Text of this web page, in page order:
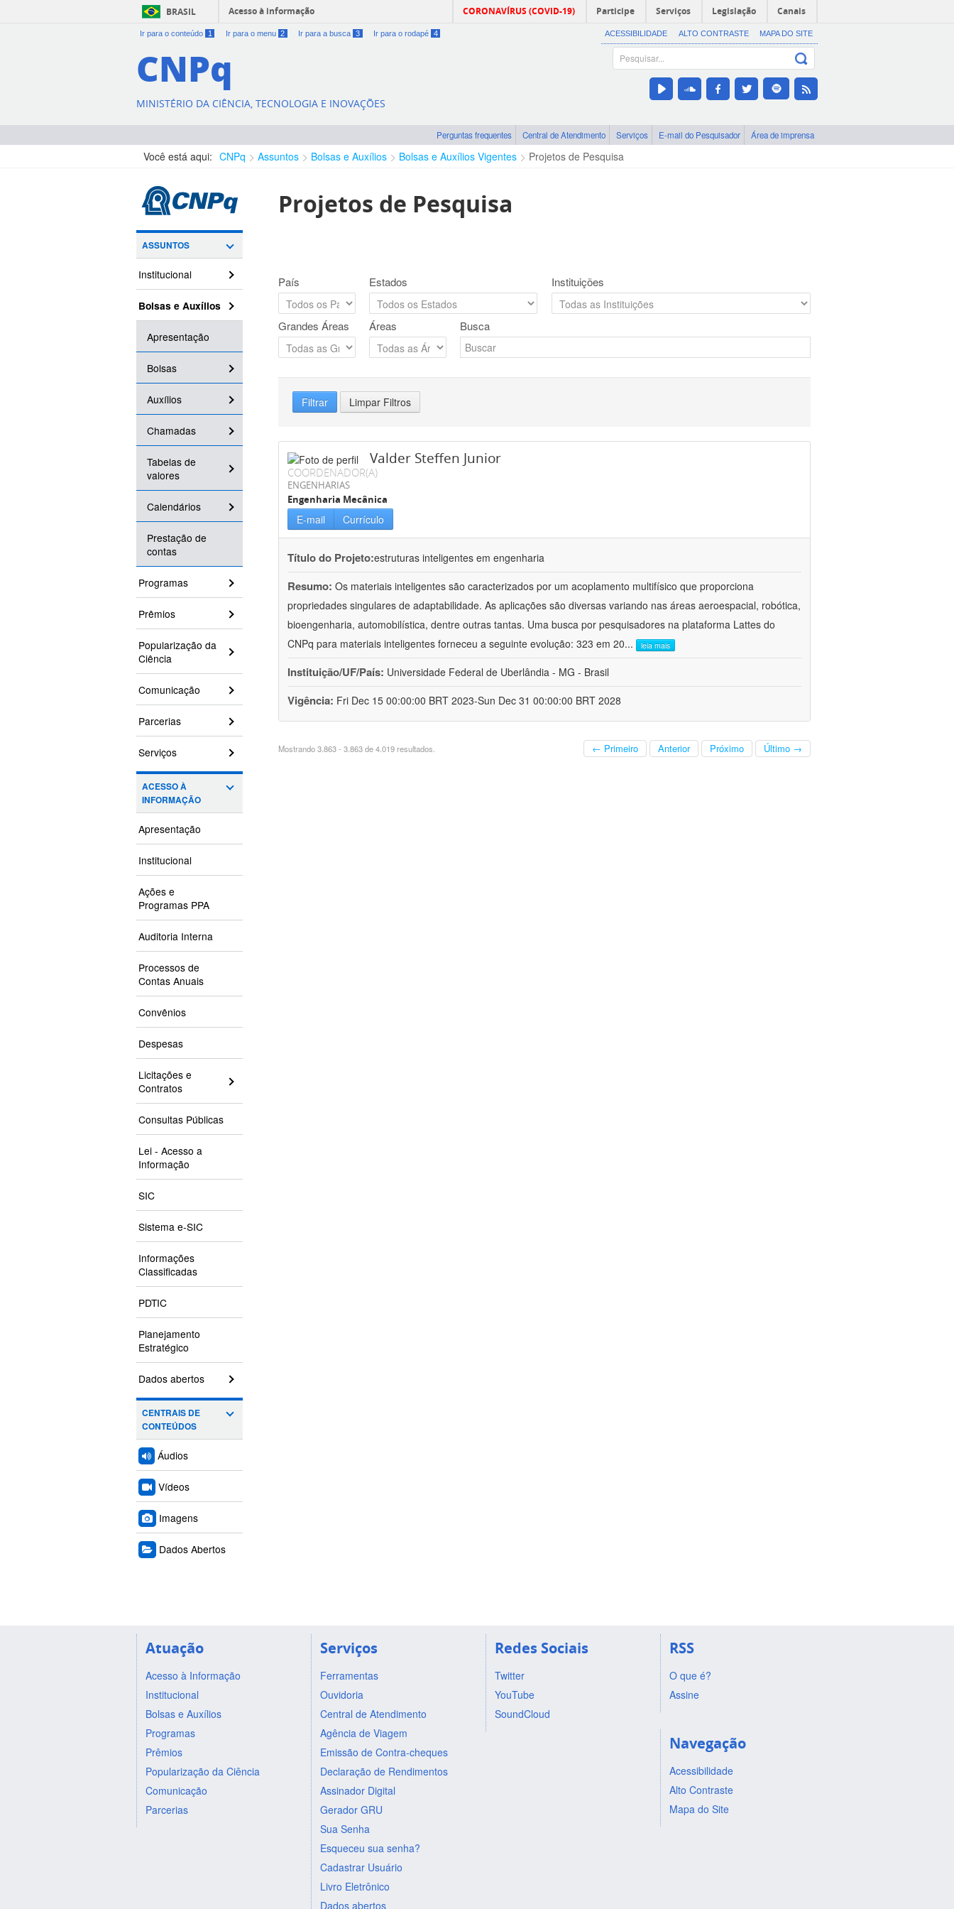
BRASIL Acesso à informação CORONAVÍRUS (COVID-19) Participe Serviços Legislação Canais
Ir para o conteúdo 1 Ir para o menu 2 Ir para a busca 3 Ir para o rodapé 4 ACESSIBILIDADE ALTO CONTRASTE MAPA DO SITE
CNPq
MINISTÉRIO DA CIÊNCIA, TECNOLOGIA E INOVAÇÕES
Perguntas frequentes Central de Atendimento Serviços E-mail do Pesquisador Área de imprensa
Você está aqui: CNPq Assuntos Bolsas e Auxílios Bolsas e Auxílios Vigentes Projetos de Pesquisa
ASSUNTOS
Institucional
Bolsas e Auxílios
Apresentação
Bolsas
Auxílios
Chamadas
Tabelas de
valores
Calendários
Prestação de
contas
Programas
Prêmios
Popularização da
Ciência
Comunicação
Parcerias
Serviços
ACESSO À
INFORMAÇÃO
Apresentação
Institucional
Ações e
Programas PPA
Auditoria Interna
Processos de
Contas Anuais
Convênios
Despesas
Licitações e
Contratos
Consultas Públicas
Lei - Acesso a
Informação
SIC
Sistema e-SIC
Informações
Classificadas
PDTIC
Planejamento
Estratégico
Dados abertos
CENTRAIS DE
CONTEÚDOS
Áudios
Vídeos
Imagens
Dados Abertos
Projetos de Pesquisa
País Estados Instituições
Grandes Áreas Áreas Busca
Filtrar Limpar Filtros
Valder Steffen Junior
COORDENADOR(A)
ENGENHARIAS
Engenharia Mecânica
E-mail Currículo
Título do Projeto:estruturas inteligentes em engenharia
Resumo: Os materiais inteligentes são caracterizados por um acoplamento multifísico que proporciona
propriedades singulares de adaptabilidade. As aplicações são diversas variando nas áreas aeroespacial, robótica,
bioengenharia, automobilística, dentre outras tantas. Uma busca por pesquisadores na plataforma Lattes do
CNPq para materiais inteligentes forneceu a seguinte evolução: 323 em 20... leia mais
Instituição/UF/País: Universidade Federal de Uberlândia - MG - Brasil
Vigência: Fri Dec 15 00:00:00 BRT 2023-Sun Dec 31 00:00:00 BRT 2028
Mostrando 3.863 - 3.863 de 4.019 resultados. ← Primeiro Anterior Próximo Último →
Atuação
Acesso à Informação
Institucional
Bolsas e Auxílios
Programas
Prêmios
Popularização da Ciência
Comunicação
Parcerias
Serviços
Ferramentas
Ouvidoria
Central de Atendimento
Agência de Viagem
Emissão de Contra-cheques
Declaração de Rendimentos
Assinador Digital
Gerador GRU
Sua Senha
Esqueceu sua senha?
Cadastrar Usuário
Livro Eletrônico
Dados abertos
Redes Sociais
Twitter
YouTube
SoundCloud
RSS
O que é?
Assine
Navegação
Acessibilidade
Alto Contraste
Mapa do Site